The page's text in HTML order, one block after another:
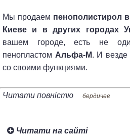
Мы продаем пенополистирол
Киеве и в других городах
вашем городе, есть не
пенопластом Альфа-М. И везде
со своими функциями.
Читати повністю бердичев
Читати на сайті